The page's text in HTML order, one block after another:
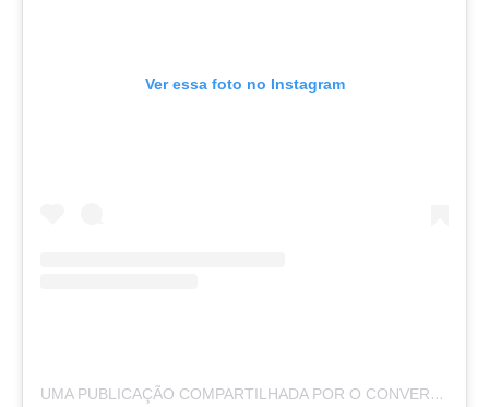
Ver essa foto no Instagram
UMA PUBLICAÇÃO COMPARTILHADA POR O CONVERGENTE (@O.CONVERGENTE)